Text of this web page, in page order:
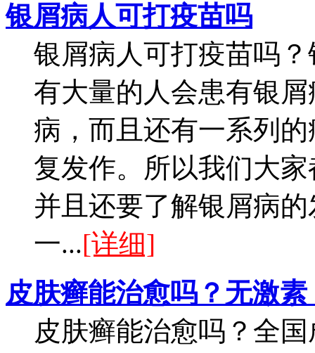
银屑病人可打疫苗吗
银屑病人可打疫苗吗
有大量的人会患有银
病，而且还有一系列
复发作。所以我们大
并且还要了解银屑病
一...[详细]
皮肤癣能治愈吗？无激
皮肤癣能治愈吗？全